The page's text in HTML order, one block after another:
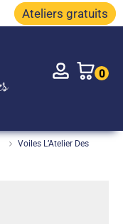
Ateliers gratuits
Account
0
Voiles L’Atelier Des